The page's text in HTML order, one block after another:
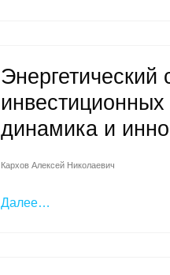
динамика и
Кархов Алексей Николаевич
Далее…